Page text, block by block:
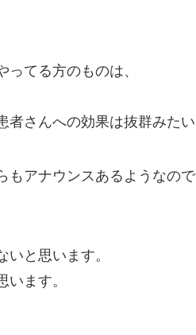
てる方のものは、
さんへの効果は抜群みたい
アナウンスあるようなので
と思います。
ます。